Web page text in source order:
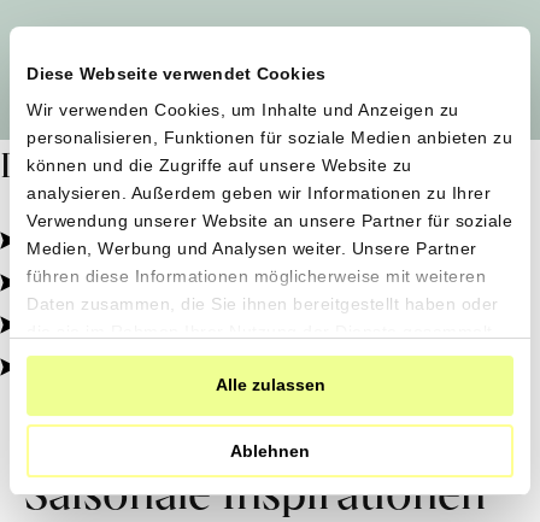
Diese Webseite verwendet Cookies
Wir verwenden Cookies, um Inhalte und Anzeigen zu
personalisieren, Funktionen für soziale Medien anbieten zu
können und die Zugriffe auf unsere Website zu
analysieren. Außerdem geben wir Informationen zu Ihrer
Verwendung unserer Website an unsere Partner für soziale
Medien, Werbung und Analysen weiter. Unsere Partner
führen diese Informationen möglicherweise mit weiteren
Daten zusammen, die Sie ihnen bereitgestellt haben oder
haben.
Alle zulassen
Ablehnen
Dafür stehen wir
Pestizidfrei angebaut, schonend verarbeitet.
Natürliche Zutaten, echter Geschmack.
Von kleinen Höfen, direkt zu dir.
100% transparent, 0% Zusatzstoffe.
Saisonale Inspirationen